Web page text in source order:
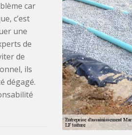
car
c’est
une
de
de
ils
dégagé.